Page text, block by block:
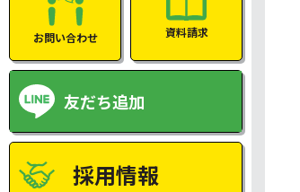
お問い合わせ 資料請求
友だち追加
採用情報